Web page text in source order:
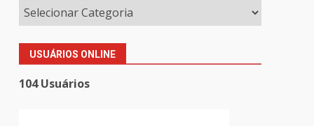
USUÁRIOS ONLINE
104 Usuários